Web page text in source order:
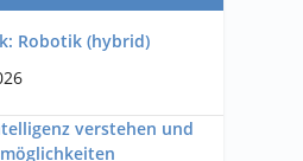
Robotik (hybrid)
verstehen und